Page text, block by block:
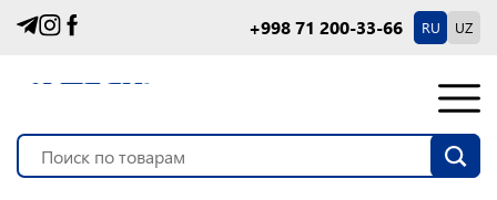
+998 71 200-33-66 RU UZ